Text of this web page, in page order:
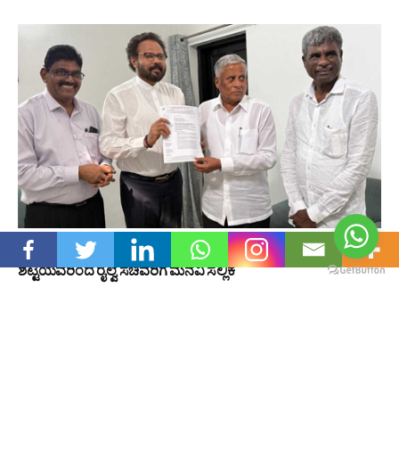
ಜಯಶ್ರೀಕೃಷ್ಣ ಪರಿಸರ ಪ್ರೇಮಿ ಸಮಿತಿ (ರಿ) : ತೋನ್ಸೆ ಜಯಕೃಷ್ಣ ಎ
ಶೆಟ್ಟಿಯವರಿಂದ ರೈಲ್ವೆ ಸಚಿವರಿಗೆ ಮನವಿ ಸಲ್ಲಿಕೆ